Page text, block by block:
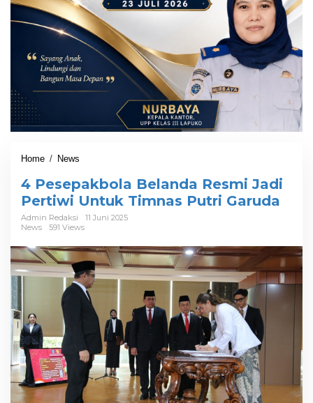
Home / News
e
s
e
k
b
o
l
n
R
4 Pesepakbola Belanda Resmi Jadi
Pertiwi Untuk Timnas Putri Garuda
Admin Redaksi
11 Juni 2025
News
591 Views